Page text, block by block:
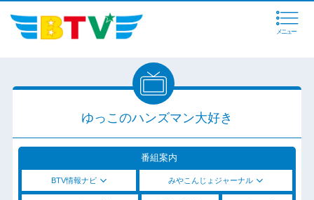
メニュー
ゆっこのハンズマン大好き
番組案内
BTV情報ナビ みやこんじょジャーナル